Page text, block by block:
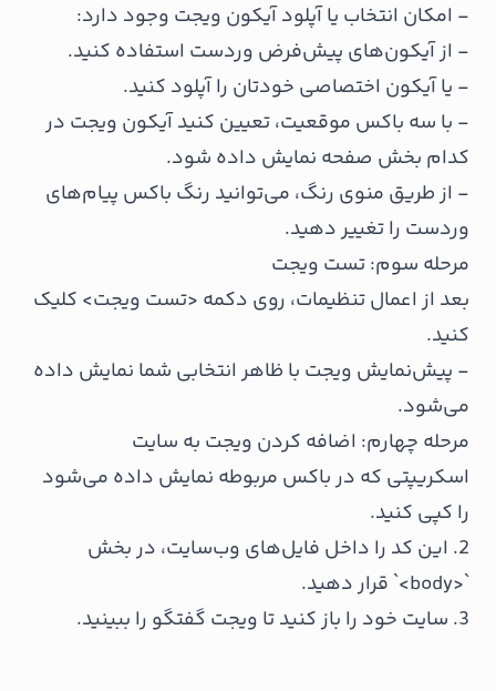
- امکان انتخاب یا آپلود آیکون ویجت وجود دارد:
- از آیکون‌های پیش‌فرض وردست استفاده کنید.
- یا آیکون اختصاصی خودتان را آپلود کنید.
- با سه باکس موقعیت، تعیین کنید آیکون ویجت در
کدام بخش صفحه نمایش داده شود.
- از طریق منوی رنگ، می‌توانید رنگ باکس پیام‌های
وردست را تغییر دهید.
مرحله سوم: تست ویجت
بعد از اعمال تنظیمات، روی دکمه <تست ویجت> کلیک
کنید.
- پیش‌نمایش ویجت با ظاهر انتخابی شما نمایش داده
می‌شود.
مرحله چهارم: اضافه کردن ویجت به سایت
اسکریپتی که در باکس مربوطه نمایش داده می‌شود
را کپی کنید.
2. این کد را داخل فایل‌های وب‌سایت، در بخش
`<body>` قرار دهید.
3. سایت خود را باز کنید تا ویجت گفتگو را ببینید.